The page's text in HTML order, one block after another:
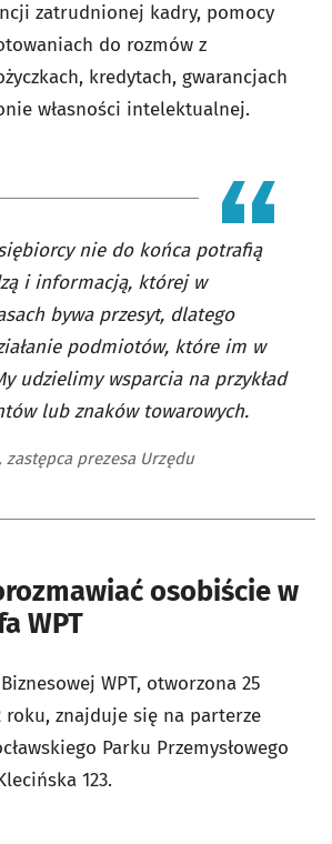
zatrudnionej kadry, pomocy
do rozmów z
kredytach, gwarancjach
własności intelektualnej.
nie do końca potrafią
i informacją, której w
bywa przesyt, dlatego
podmiotów, które im w
udzielimy wsparcia na przykład
lub znaków towarowych.
prezesa Urzędu
osobiście w
WPT
WPT, otworzona 25
roku, znajduje się na parterze
Parku Przemysłowego
123.